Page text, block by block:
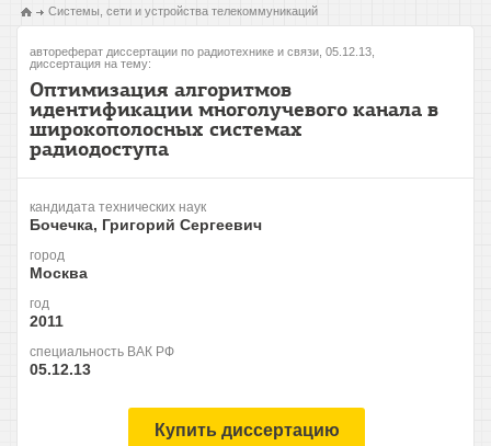
Системы, сети и устройства телекоммуникаций
автореферат диссертации по радиотехнике и связи, 05.12.13,
диссертация на тему:
Оптимизация алгоритмов
идентификации многолучевого канала в
широкополосных системах
радиодоступа
кандидата технических наук
Бочечка, Григорий Сергеевич
город
Москва
год
2011
специальность ВАК РФ
05.12.13
Купить диссертацию